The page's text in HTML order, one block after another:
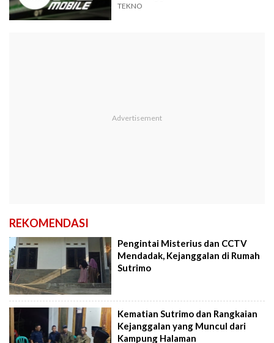
TEKNO
REKOMENDASI
Pengintai Misterius dan CCTV
Mendadak, Kejanggalan di Rumah
Sutrimo
Kematian Sutrimo dan Rangkaian
Kejanggalan yang Muncul dari
Kampung Halaman